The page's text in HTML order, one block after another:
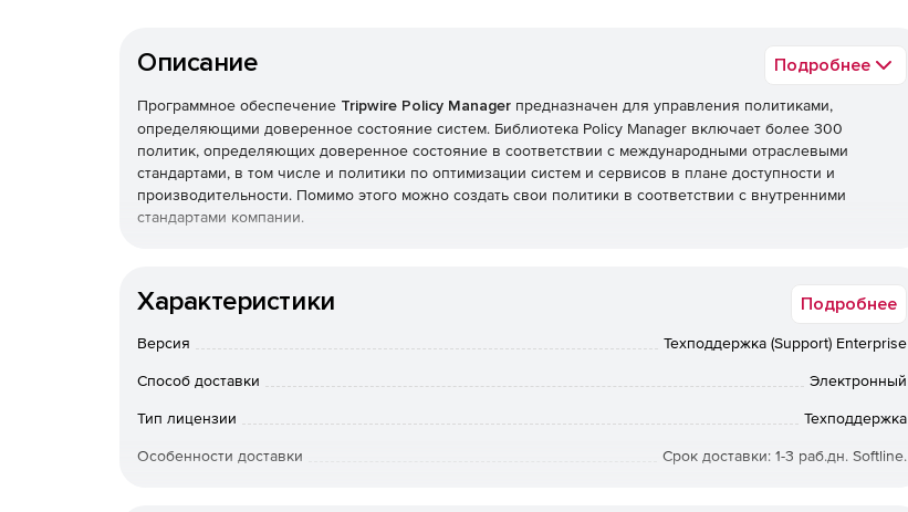
Описание Подробнее
Программное обеспечение Tripwire Policy Manager предназначен для управления политиками,
определяющими доверенное состояние систем. Библиотека Policy Manager включает более 300
политик, определяющих доверенное состояние в соответствии с международными отраслевыми
стандартами, в том числе и политики по оптимизации систем и сервисов в плане доступности и
производительности. Помимо этого можно создать свои политики в соответствии с внутренними
стандартами компании.
Характеристики Подробнее
Версия Техподдержка (Support) Enterprise
Способ доставки Электронный
Тип лицензии Техподдержка
Особенности доставки Срок доставки: 1-3 раб.дн. Softline.